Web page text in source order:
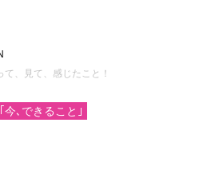
、見て、感じたこと！
､できること｣